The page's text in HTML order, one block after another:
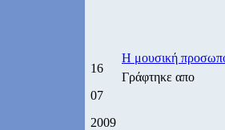
16
07
2009
Η μουσική
Γράφτηκε απο